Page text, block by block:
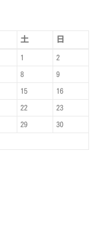
土 日
1 2
8 9
15 16
22 23
29 30